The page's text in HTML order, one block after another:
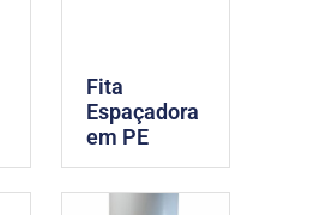
Fita
Espaçadora
em PE